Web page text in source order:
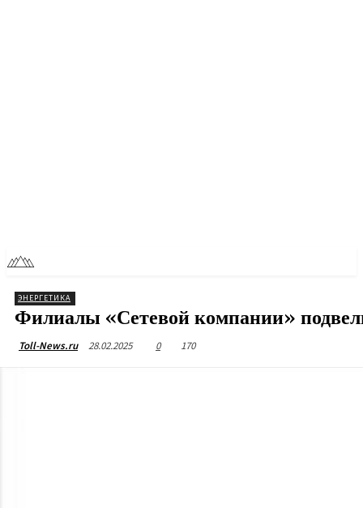
ЭНЕРГЕТИКА
Филиалы «Сетевой компании»
Toll-News.ru 28.02.2025 0 170